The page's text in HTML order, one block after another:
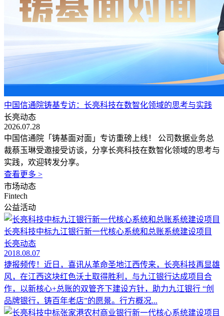
中国信通院铸基专访：长亮科技在数智化领域的思考与实践
长亮动态
2026.07.28
中国信通院「铸基面对面」专访重磅上线！ 公司数据业务总
裁蔡玉琳受邀接受访谈，分享长亮科技在数智化领域的思考与
实践，欢迎转发分享。
查看更多 >
市场动态
Fintech
公益活动
长亮科技中标九江银行新一代核心系统和总账系统建设项目
长亮动态
2018.08.07
捷报频传！近日，喜讯从革命圣地江西传来，长亮科技再显雄
风，在江西这块红色沃土取得胜利，与九江银行达成项目合
作，以新核心+总账的双管齐下建设方针，助力九江银行 “创
品牌银行，铸百年老店”的愿景。行方概况...